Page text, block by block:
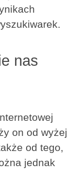
nas
on od wyżej
od tego,
jednak